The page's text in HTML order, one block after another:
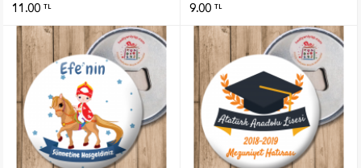
11.00 TL 9.00 TL